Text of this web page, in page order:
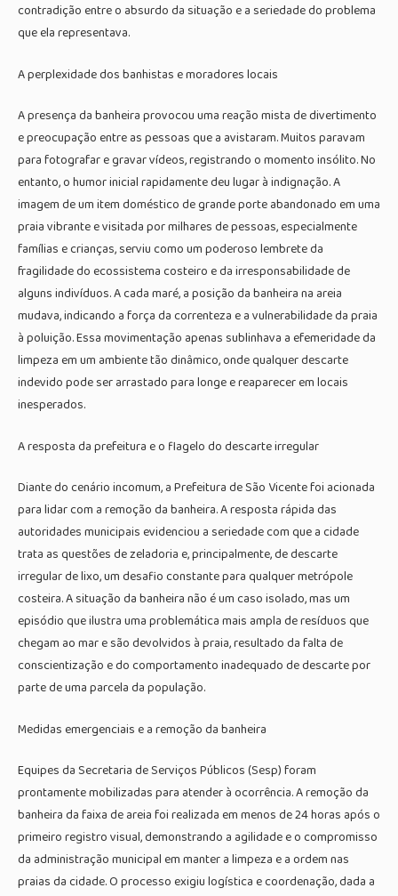
contradição entre o absurdo da situação e a seriedade do problema
que ela representava.
A perplexidade dos banhistas e moradores locais
A presença da banheira provocou uma reação mista de divertimento
e preocupação entre as pessoas que a avistaram. Muitos paravam
para fotografar e gravar vídeos, registrando o momento insólito. No
entanto, o humor inicial rapidamente deu lugar à indignação. A
imagem de um item doméstico de grande porte abandonado em uma
praia vibrante e visitada por milhares de pessoas, especialmente
famílias e crianças, serviu como um poderoso lembrete da
fragilidade do ecossistema costeiro e da irresponsabilidade de
alguns indivíduos. A cada maré, a posição da banheira na areia
mudava, indicando a força da correnteza e a vulnerabilidade da praia
à poluição. Essa movimentação apenas sublinhava a efemeridade da
limpeza em um ambiente tão dinâmico, onde qualquer descarte
indevido pode ser arrastado para longe e reaparecer em locais
inesperados.
A resposta da prefeitura e o flagelo do descarte irregular
Diante do cenário incomum, a Prefeitura de São Vicente foi acionada
para lidar com a remoção da banheira. A resposta rápida das
autoridades municipais evidenciou a seriedade com que a cidade
trata as questões de zeladoria e, principalmente, de descarte
irregular de lixo, um desafio constante para qualquer metrópole
costeira. A situação da banheira não é um caso isolado, mas um
episódio que ilustra uma problemática mais ampla de resíduos que
chegam ao mar e são devolvidos à praia, resultado da falta de
conscientização e do comportamento inadequado de descarte por
parte de uma parcela da população.
Medidas emergenciais e a remoção da banheira
Equipes da Secretaria de Serviços Públicos (Sesp) foram
prontamente mobilizadas para atender à ocorrência. A remoção da
banheira da faixa de areia foi realizada em menos de 24 horas após o
primeiro registro visual, demonstrando a agilidade e o compromisso
da administração municipal em manter a limpeza e a ordem nas
praias da cidade. O processo exigiu logística e coordenação, dada a